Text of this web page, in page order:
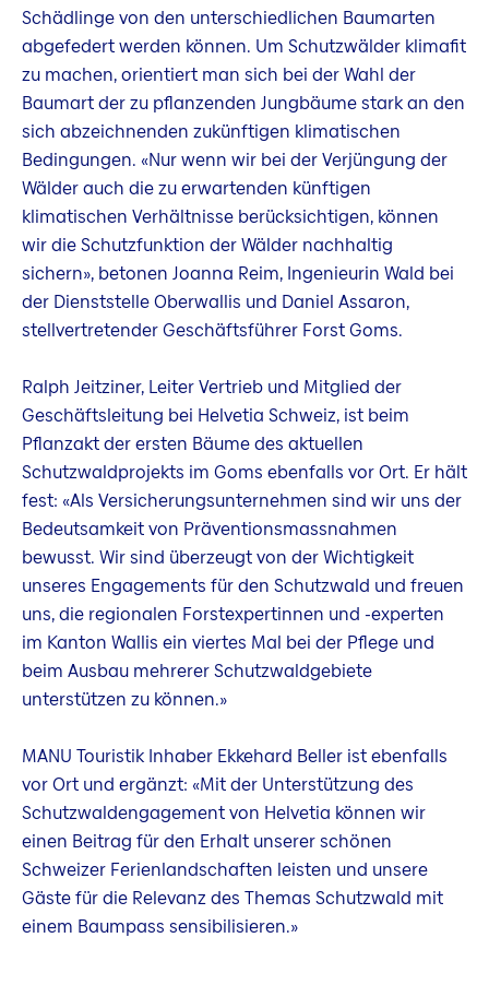
Schädlinge von den unterschiedlichen Baumarten
abgefedert werden können. Um Schutzwälder klimafit
zu machen, orientiert man sich bei der Wahl der
Baumart der zu pflanzenden Jungbäume stark an den
sich abzeichnenden zukünftigen klimatischen
Bedingungen. «Nur wenn wir bei der Verjüngung der
Wälder auch die zu erwartenden künftigen
klimatischen Verhältnisse berücksichtigen, können
wir die Schutzfunktion der Wälder nachhaltig
sichern», betonen Joanna Reim, Ingenieurin Wald bei
der Dienststelle Oberwallis und Daniel Assaron,
stellvertretender Geschäftsführer Forst Goms.
Ralph Jeitziner, Leiter Vertrieb und Mitglied der
Geschäftsleitung bei Helvetia Schweiz, ist beim
Pflanzakt der ersten Bäume des aktuellen
Schutzwaldprojekts im Goms ebenfalls vor Ort. Er hält
fest: «Als Versicherungsunternehmen sind wir uns der
Bedeutsamkeit von Präventionsmassnahmen
bewusst. Wir sind überzeugt von der Wichtigkeit
unseres Engagements für den Schutzwald und freuen
uns, die regionalen Forstexpertinnen und -experten
im Kanton Wallis ein viertes Mal bei der Pflege und
beim Ausbau mehrerer Schutzwaldgebiete
unterstützen zu können.»
MANU Touristik Inhaber Ekkehard Beller ist ebenfalls
vor Ort und ergänzt: «Mit der Unterstützung des
Schutzwaldengagement von Helvetia können wir
einen Beitrag für den Erhalt unserer schönen
Schweizer Ferienlandschaften leisten und unsere
Gäste für die Relevanz des Themas Schutzwald mit
einem Baumpass sensibilisieren.»